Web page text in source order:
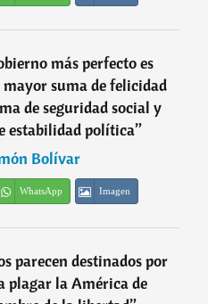
más perfecto es
suma de felicidad
de seguridad social y
estabilidad política”
Bolívar
WhatsApp Imagen
parecen destinados por
plagar la América de